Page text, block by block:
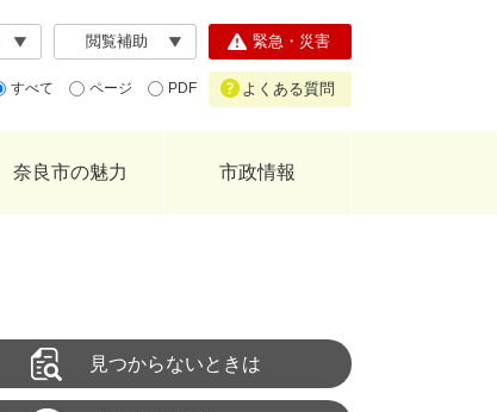
閲覧補助
すべて ページ PDF
緊急・災害
よくある質問
奈良市の魅力 市政情報
見つからないときは